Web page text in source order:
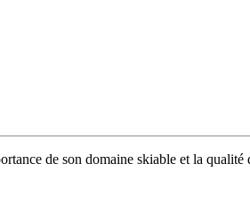
de son domaine skiable et la